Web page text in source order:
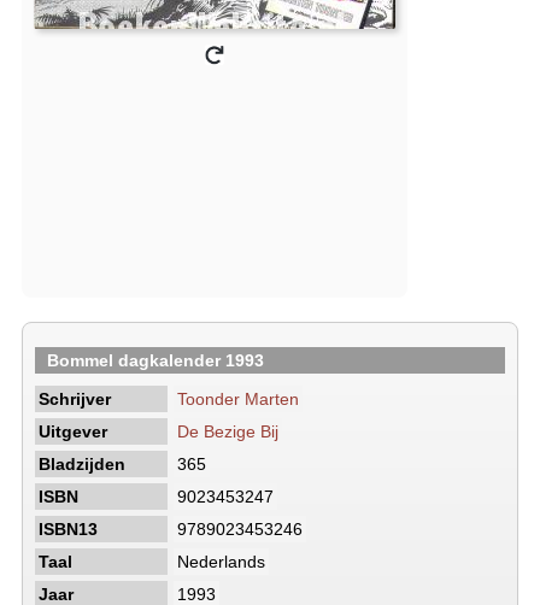
Bommel dagkalender 1993
Schrijver
Toonder Marten
Uitgever
De Bezige Bij
Bladzijden
365
ISBN
9023453247
ISBN13
9789023453246
Taal
Nederlands
Jaar
1993